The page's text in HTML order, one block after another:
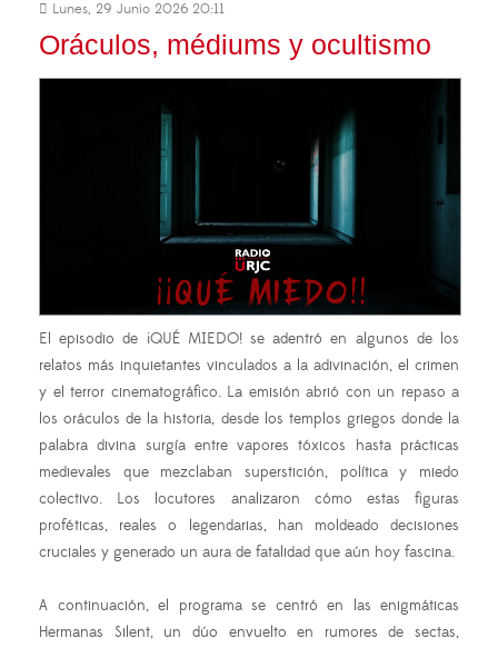
Lunes, 29 Junio 2026 20:11
Oráculos, médiums y ocultismo
El episodio de ¡QUÉ MIEDO! se adentró en algunos de los
relatos más inquietantes vinculados a la adivinación, el crimen
y el terror cinematográfico. La emisión abrió con un repaso a
los oráculos de la historia, desde los templos griegos donde la
palabra divina surgía entre vapores tóxicos hasta prácticas
medievales que mezclaban superstición, política y miedo
colectivo. Los locutores analizaron cómo estas figuras
proféticas, reales o legendarias, han moldeado decisiones
cruciales y generado un aura de fatalidad que aún hoy fascina.
A continuación, el programa se centró en las enigmáticas
Hermanas Silent, un dúo envuelto en rumores de sectas,